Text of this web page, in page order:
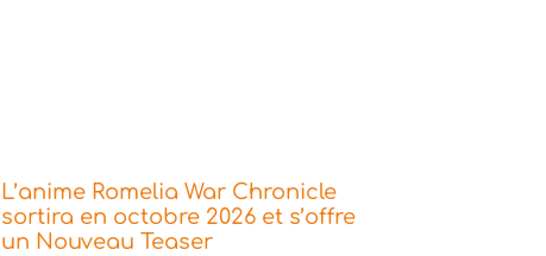
L’anime Romelia War Chronicle
sortira en octobre 2026 et s’offre
un Nouveau Teaser